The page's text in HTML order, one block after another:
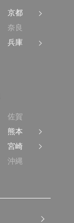
京都
奈良
兵庫
佐賀
熊本
宮崎
沖縄